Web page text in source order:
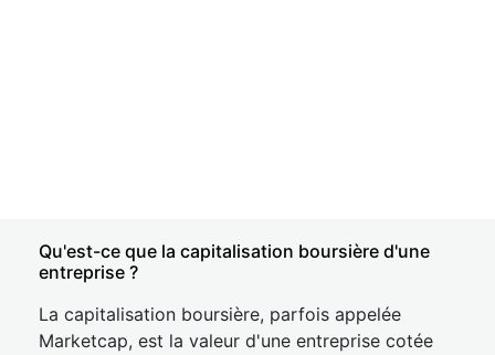
Qu'est-ce que la capitalisation boursière d'une
entreprise ?
La capitalisation boursière, parfois appelée
Marketcap, est la valeur d'une entreprise cotée